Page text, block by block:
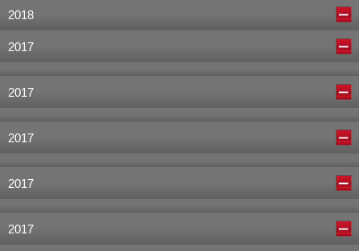
2018
2017
2017
2017
2017
2017